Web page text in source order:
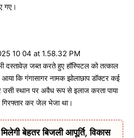
गए।
दस्तावेज़ जब्त करते हुए हॉस्पिटल को तत्काल
कि गंगासागर नामक झोलाछाप डॉक्टर कई
उसी स्थान पर अवैध रूप से इलाज करता पाया
कर जेल भेजा था।
बेहतर बिजली आपूर्ति, विकास